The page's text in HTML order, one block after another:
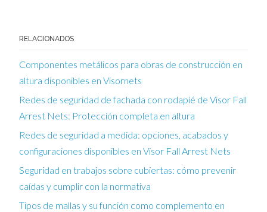
RELACIONADOS
Componentes metálicos para obras de construcción en
altura disponibles en Visornets
Redes de seguridad de fachada con rodapié de Visor Fall
Arrest Nets: Protección completa en altura
Redes de seguridad a medida: opciones, acabados y
configuraciones disponibles en Visor Fall Arrest Nets
Seguridad en trabajos sobre cubiertas: cómo prevenir
caídas y cumplir con la normativa
Tipos de mallas y su función como complemento en